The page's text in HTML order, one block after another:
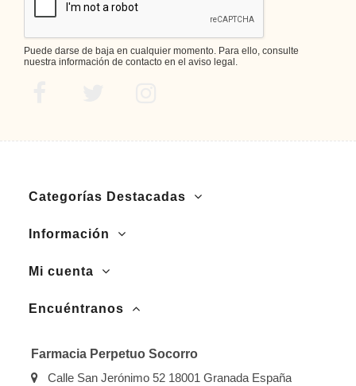
Puede darse de baja en cualquier momento. Para ello, consulte
nuestra información de contacto en el aviso legal.
Categorías Destacadas
Información
Mi cuenta
Encuéntranos
Farmacia Perpetuo Socorro
Calle San Jerónimo 52 18001 Granada España